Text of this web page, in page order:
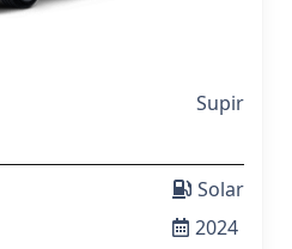
Supir
Solar
2024